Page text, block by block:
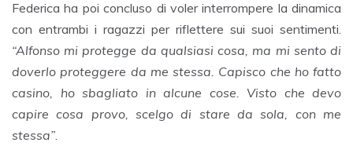
Federica ha poi concluso di voler interrompere la dinamica
con entrambi i ragazzi per riflettere sui suoi sentimenti.
“Alfonso mi protegge da qualsiasi cosa, ma mi sento di
doverlo proteggere da me stessa. Capisco che ho fatto
casino, ho sbagliato in alcune cose. Visto che devo
capire cosa provo, scelgo di stare da sola, con me
stessa”.